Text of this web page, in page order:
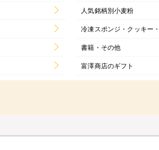
人気銘柄別小麦粉
冷凍スポンジ・クッキー
書籍・その他
富澤商店のギフト